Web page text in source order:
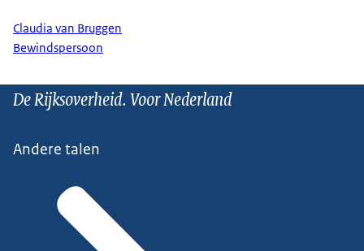
Claudia van Bruggen
Bewindspersoon
De Rijksoverheid. Voor Nederland
Andere talen